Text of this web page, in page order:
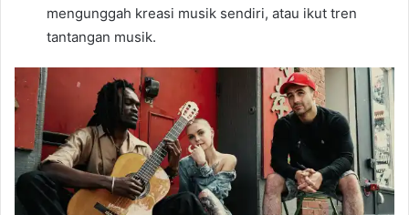
mengunggah kreasi musik sendiri, atau ikut tren
tantangan musik.